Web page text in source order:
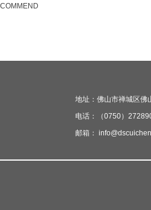
COMMEND
地址：佛山市禅城区
电话：（0750）
邮箱：